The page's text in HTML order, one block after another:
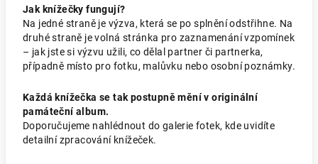
Jak knížečky fungují?
Na jedné straně je výzva, která se po splnění odstřihne. Na
druhé straně je volná stránka pro zaznamenání vzpomínek
– jak jste si výzvu užili, co dělal partner či partnerka,
případně místo pro fotku, malůvku nebo osobní poznámky.
Každá knížečka se tak postupně mění v originální
památeční album.
Doporučujeme nahlédnout do galerie fotek, kde uvidíte
detailní zpracování knížeček.